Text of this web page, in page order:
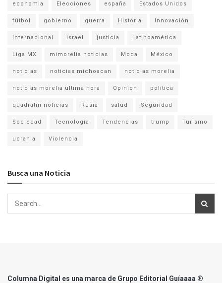
economia Elecciones españa Estados Unidos
fútbol gobierno guerra Historia Innovación
Internacional israel justicia Latinoamérica
Liga MX mimorelia noticias Moda México
noticias noticias michoacan noticias morelia
noticias morelia ultima hora Opinion politica
quadratin noticias Rusia salud Seguridad
Sociedad Tecnología Tendencias trump Turismo
ucrania Violencia
Busca una Noticia
Columna Digital es una marca de Grupo Editorial Guíaaaa ®